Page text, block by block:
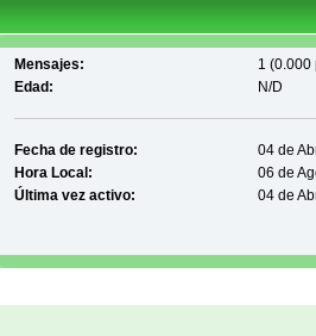
Mensajes:
1 (0.000
Edad:
N/D
Fecha de registro:
04 de
Hora Local:
06 de
Última vez activo:
04 de